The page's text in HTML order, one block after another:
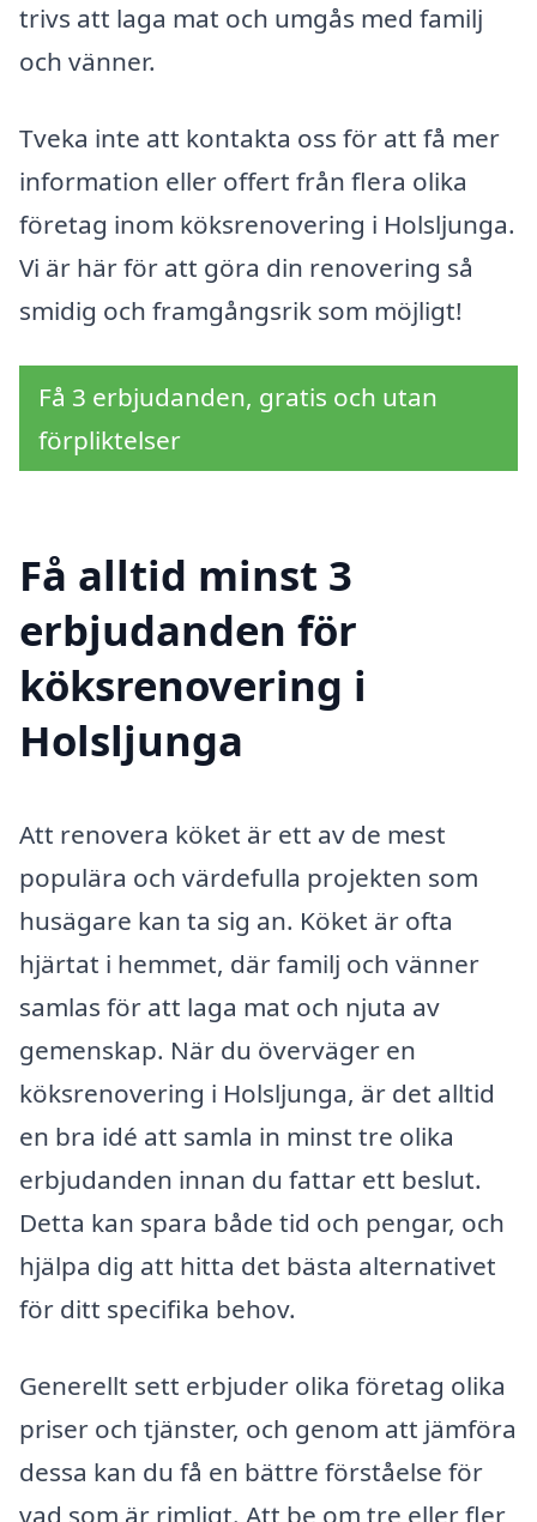
trivs att laga mat och umgås med familj
och vänner.
Tveka inte att kontakta oss för att få mer
information eller offert från flera olika
företag inom köksrenovering i Holsljunga.
Vi är här för att göra din renovering så
smidig och framgångsrik som möjligt!
Få 3 erbjudanden, gratis och utan
förpliktelser
Få alltid minst 3
erbjudanden för
köksrenovering i
Holsljunga
Att renovera köket är ett av de mest
populära och värdefulla projekten som
husägare kan ta sig an. Köket är ofta
hjärtat i hemmet, där familj och vänner
samlas för att laga mat och njuta av
gemenskap. När du överväger en
köksrenovering i Holsljunga, är det alltid
en bra idé att samla in minst tre olika
erbjudanden innan du fattar ett beslut.
Detta kan spara både tid och pengar, och
hjälpa dig att hitta det bästa alternativet
för ditt specifika behov.
Generellt sett erbjuder olika företag olika
priser och tjänster, och genom att jämföra
dessa kan du få en bättre förståelse för
vad som är rimligt. Att be om tre eller fler